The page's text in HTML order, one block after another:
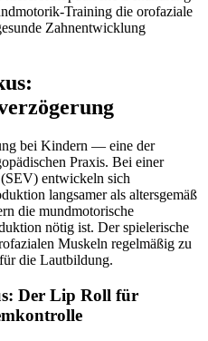
Training die orofaziale
Zahnentwicklung
bei Kindern — eine der
Praxis. Bei einer
entwickeln sich
langsamer als altersgemäß
die mundmotorische
nötig ist. Der spielerische
Muskeln regelmäßig zu
die Lautbildung.
Der Lip Roll für